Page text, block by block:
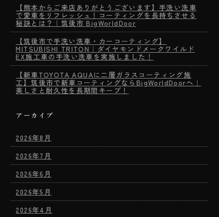
【熊本からご来店ありがとうございます】手洗い洗車
で愛車をリフレッシュ！コーティングを長持ちさせる
秘訣とは？｜筑後市 BigWorldDoor
【筑後市で手洗い洗車・カーコーティング】
MITSUBISHI TRITON｜ダイヤモンドメークワイルド
EX施工車の手洗い洗車を実施しました！
【新車TOYOTA AQUAに二層ガラスコーティング施
工】筑後市で新車コーティングならBigWorldDoorへ｜
美しさと耐久性を長期間キープ！
アーカイブ
2026年8月
2026年7月
2026年6月
2026年5月
2026年4月